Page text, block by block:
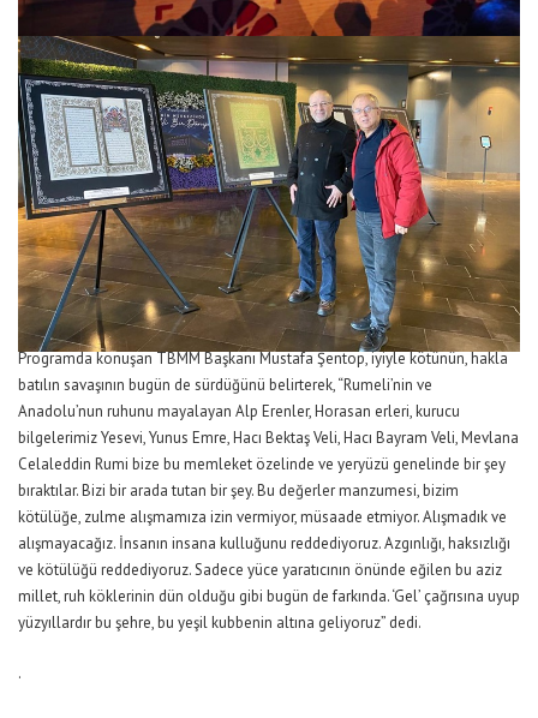
Programda konuşan TBMM Başkanı Mustafa Şentop, iyiyle kötünün, hakla
batılın savaşının bugün de sürdüğünü belirterek, “Rumeli’nin ve
Anadolu’nun ruhunu mayalayan Alp Erenler, Horasan erleri, kurucu
bilgelerimiz Yesevi, Yunus Emre, Hacı Bektaş Veli, Hacı Bayram Veli, Mevlana
Celaleddin Rumi bize bu memleket özelinde ve yeryüzü genelinde bir şey
bıraktılar. Bizi bir arada tutan bir şey. Bu değerler manzumesi, bizim
kötülüğe, zulme alışmamıza izin vermiyor, müsaade etmiyor. Alışmadık ve
alışmayacağız. İnsanın insana kulluğunu reddediyoruz. Azgınlığı, haksızlığı
ve kötülüğü reddediyoruz. Sadece yüce yaratıcının önünde eğilen bu aziz
millet, ruh köklerinin dün olduğu gibi bugün de farkında. ‘Gel’ çağrısına uyup
yüzyıllardır bu şehre, bu yeşil kubbenin altına geliyoruz” dedi.
.